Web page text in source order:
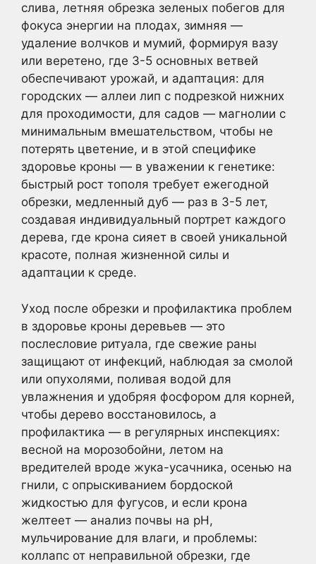
слива, летняя обрезка зеленых побегов для
фокуса энергии на плодах, зимняя —
удаление волчков и мумий, формируя вазу
или веретено, где 3-5 основных ветвей
обеспечивают урожай, и адаптация: для
городских — аллеи лип с подрезкой нижних
для проходимости, для садов — магнолии с
минимальным вмешательством, чтобы не
потерять цветение, и в этой специфике
здоровье кроны — в уважении к генетике:
быстрый рост тополя требует ежегодной
обрезки, медленный дуб — раз в 3-5 лет,
создавая индивидуальный портрет каждого
дерева, где крона сияет в своей уникальной
красоте, полная жизненной силы и
адаптации к среде.
Уход после обрезки и профилактика проблем
в здоровье кроны деревьев — это
послесловие ритуала, где свежие раны
защищают от инфекций, наблюдая за смолой
или опухолями, поливая водой для
увлажнения и удобряя фосфором для корней,
чтобы дерево восстановилось, а
профилактика — в регулярных инспекциях:
весной на морозобойни, летом на
вредителей вроде жука-усачника, осенью на
гнили, с опрыскиванием бордоской
жидкостью для фугусов, и если крона
желтеет — анализ почвы на pH,
мульчирование для влаги, и проблемы:
коллапс от неправильной обрезки, где